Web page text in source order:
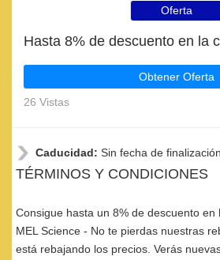
Oferta
Hasta 8% de descuento en la
Obtener Oferta
26 Vistas
Caducidad: Sin fecha de finalización
TÉRMINOS Y CONDICIONES
Consigue hasta un 8% de descuento en
MEL Science - No te pierdas nuestras
está rebajando los precios. Verás